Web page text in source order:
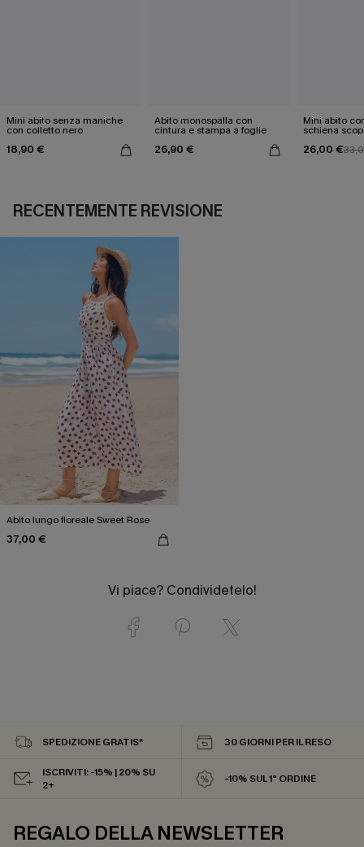
Mini abito senza maniche
con colletto nero
18,90 €
Abito monospalla con
cintura e stampa a foglie
26,90 €
Mini abito
schiena
26,00 €
RECENTEMENTE REVISIONE
Abito lungo floreale Sweet Rose
37,00 €
Vi piace? Condividetelo!
SPEDIZIONE GRATIS* 30 GIORNI PER IL RESO
ISCRIVITI: -15% | 20% SU
2+
-10% SUL 1° ORDINE
REGALO DELLA NEWSLETTER